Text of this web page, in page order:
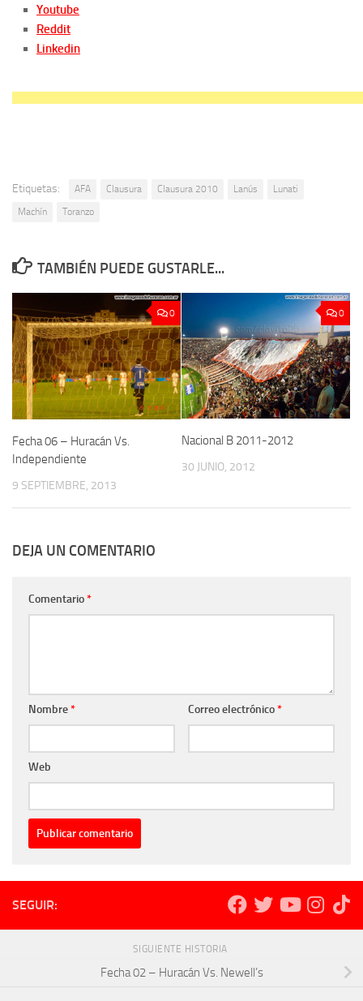
Youtube
Reddit
Linkedin
Etiquetas: AFA Clausura Clausura 2010 Lanús
Lunati
Machín
Toranzo
TAMBIÉN PUEDE GUSTARLE...
0
Fecha 06 – Huracán Vs.
Independiente
9 SEPTIEMBRE, 2013
0
Nacional B 2011-2012
30 JUNIO, 2012
DEJA UN COMENTARIO
Comentario*
Nombre* Correo electrónico*
Web
SEGUIR:
SIGUIENTE HISTORIA
Fecha 02 – Huracán Vs. Newell’s